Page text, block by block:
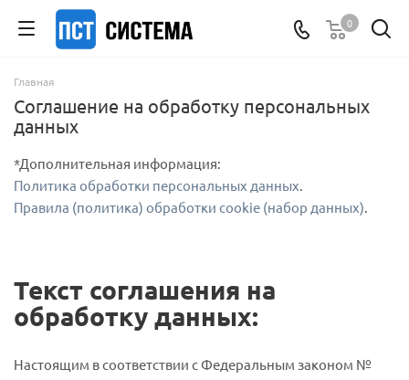
0
Главная
Соглашение на обработку персональных
данных
*Дополнительная информация:
Политика обработки персональных данных.
Правила (политика) обработки cookie (набор данных).
Текст соглашения на
обработку данных:
Настоящим в соответствии с Федеральным законом №